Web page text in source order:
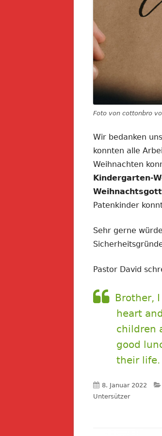
Foto von cottonbro
Wir bedanken
konnten alle
Weihnachten
Kindergarten-
Patenkinder
Sehr gerne
Pastor David
Brother,
heart
children
good
their life.
Veröffentlicht
am
8. Januar 2022
Untersützer